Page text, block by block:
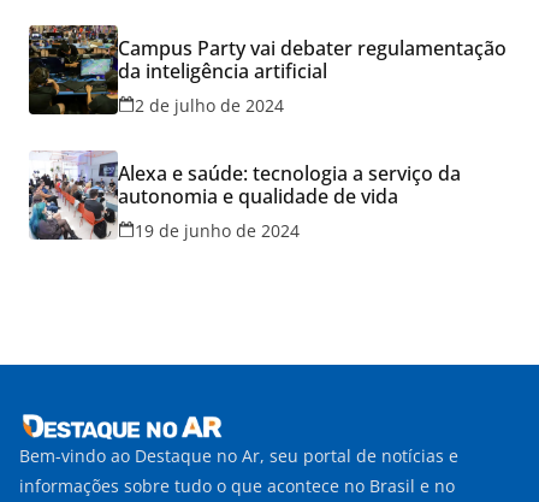
Campus Party vai debater regulamentação
da inteligência artificial
2 de julho de 2024
Alexa e saúde: tecnologia a serviço da
autonomia e qualidade de vida
19 de junho de 2024
Bem-vindo ao Destaque no Ar, seu portal de notícias e
informações sobre tudo o que acontece no Brasil e no